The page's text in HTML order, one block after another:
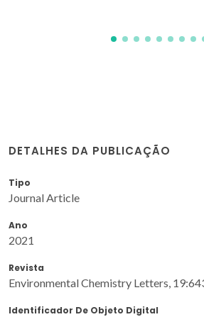
DETALHES DA PUBLICAÇÃO
Tipo
Journal Article
Ano
2021
Revista
Environmental Chemistry Letters,
Identificador De Objeto Digital